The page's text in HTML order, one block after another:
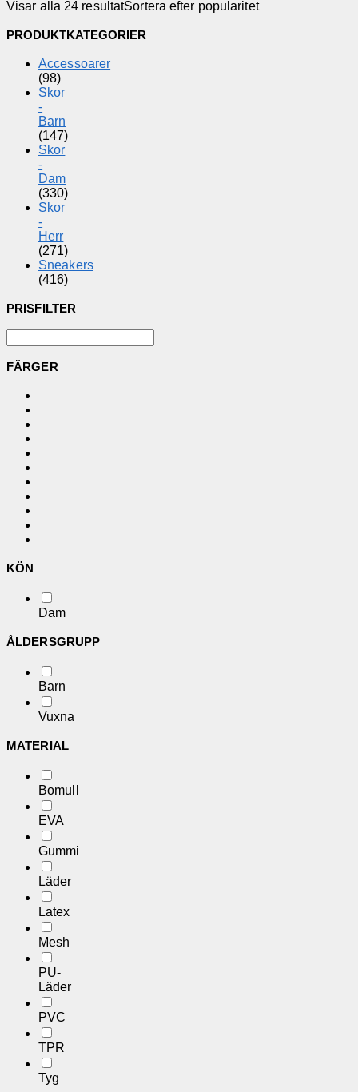
Visar alla 24 resultatSortera efter popularitet
PRODUKTKATEGORIER
Accessoarer
(98)
Skor
-
Barn
(147)
Skor
-
Dam
(330)
Skor
-
Herr
(271)
Sneakers
(416)
PRISFILTER
FÄRGER
KÖN
Dam
ÅLDERSGRUPP
Barn
Vuxna
MATERIAL
Bomull
EVA
Gummi
Läder
Latex
Mesh
PU-
Läder
PVC
TPR
Tyg